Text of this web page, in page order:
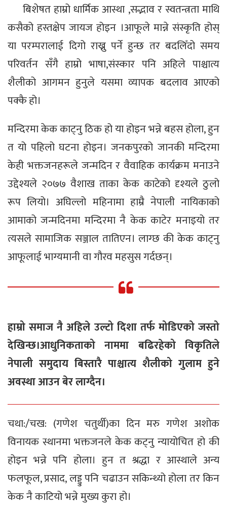
बिशेषत हाम्रो धार्मिक आस्था ,सद्भाव र स्वतन्त्रता माथि
कसैको हस्तक्षेप जायज होइन ।आफूले मान्ने संस्कृति होस्
या परम्परालाई दिगो राख्नु पर्ने हुन्छ तर बदलिँदो समय
परिवर्तन सँगै हाम्रो भाषा,संस्कार पनि अहिले पाश्चात्य
शैलीको आगमन हुनुले यसमा व्यापक बदलाव आएको
पक्कै हो।
मन्दिरमा केक काट्नु ठिक हो या होइन भन्ने बहस होला, हुन
त यो पहिलो घटना होइन। जनकपुरको जानकी मन्दिरमा
केही भक्तजनहरूले जन्मदिन र वैवाहिक कार्यक्रम मनाउने
उद्देश्यले २०७७ वैशाख ताका केक काटेको दृश्यले ठुलो
रूप लियो। अघिल्लो महिनामा हाम्रै नेपाली नायिकाको
आमाको जन्मदिनमा मन्दिरमा नै केक काटेर मनाइयो तर
त्यसले सामाजिक सञ्जाल तातिएन। लाग्छ की केक काट्नु
आफूलाई भाग्यमानी वा गौरव महसुस गर्दछन्।
हाम्रो समाज नै अहिले उल्टो दिशा तर्फ मोडिएको जस्तो
देखिन्छ।आधुनिकताको नाममा बढिरहेको विकृतिले
नेपाली समुदाय बिस्तारै पाश्चात्य शैलीको गुलाम हुने
अवस्था आउन बेर लाग्दैन।
चथा:/चख: (गणेश चतुर्थी)का दिन मरु गणेश अशोक
विनायक स्थानमा भक्तजनले केक कट्नु न्यायोचित हो की
होइन भन्ने पनि होला। हुन त श्रद्धा र आस्थाले अन्य
फलफूल, प्रसाद, लड्डु पनि चढाउन सकिन्थ्यो होला तर किन
केक नै काटियो भन्ने मुख्य कुरा हो।